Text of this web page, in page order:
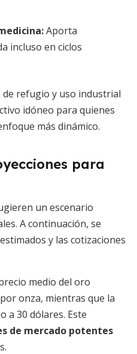
:Aporta
incluso en ciclos
refugio y uso industrial
idóneo para quienes
más dinámico.
para
un escenario
A continuación, se
y las cotizaciones
medio del oro
onza, mientras que la
a 30 dólares. Este
de mercado potentes